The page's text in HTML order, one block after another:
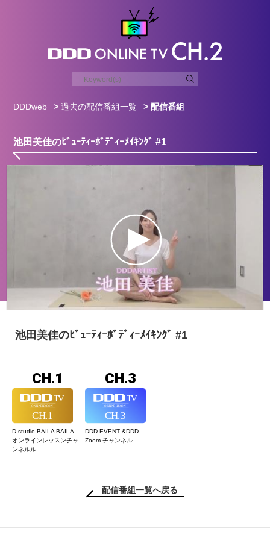
DDDweb >過去の配信番組一覧 > 配信番組
池田美佳のﾋﾞｭｰﾃｨｰﾎﾞﾃﾞｨｰﾒｲｷﾝｸﾞ #1
池田美佳のﾋﾞｭｰﾃｨｰﾎﾞﾃﾞｨｰﾒｲｷﾝｸﾞ #1
CH.1
D.studio BAILA BAILA
オンラインレッスンチャ
ンネルル
CH.3
DDD EVENT &DDD
Zoom チャンネル
配信番組一覧へ戻る